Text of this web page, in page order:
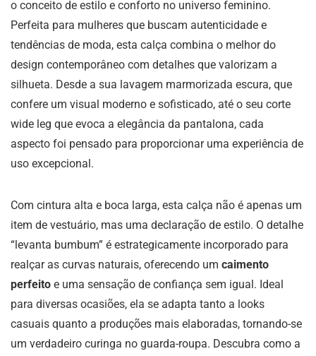
o conceito de estilo e conforto no universo feminino.
Perfeita para mulheres que buscam autenticidade e
tendências de moda, esta calça combina o melhor do
design contemporâneo com detalhes que valorizam a
silhueta. Desde a sua lavagem marmorizada escura, que
confere um visual moderno e sofisticado, até o seu corte
wide leg que evoca a elegância da pantalona, cada
aspecto foi pensado para proporcionar uma experiência de
uso excepcional.
Com cintura alta e boca larga, esta calça não é apenas um
item de vestuário, mas uma declaração de estilo. O detalhe
“levanta bumbum” é estrategicamente incorporado para
realçar as curvas naturais, oferecendo um caimento
perfeito e uma sensação de confiança sem igual. Ideal
para diversas ocasiões, ela se adapta tanto a looks
casuais quanto a produções mais elaboradas, tornando-se
um verdadeiro curinga no guarda-roupa. Descubra como a